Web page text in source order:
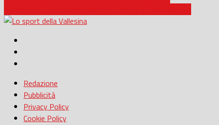
Redazione
Pubblicità
Privacy Policy
Cookie Policy